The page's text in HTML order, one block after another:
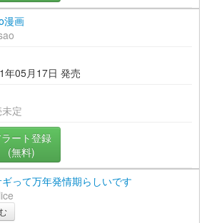
漫画
年05月17日 発売
定
ート登録
(無料)
ギって万年発情期らしいです